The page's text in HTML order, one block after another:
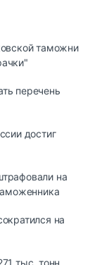
таможни
перечень
достиг
на
на
тыс. тонн